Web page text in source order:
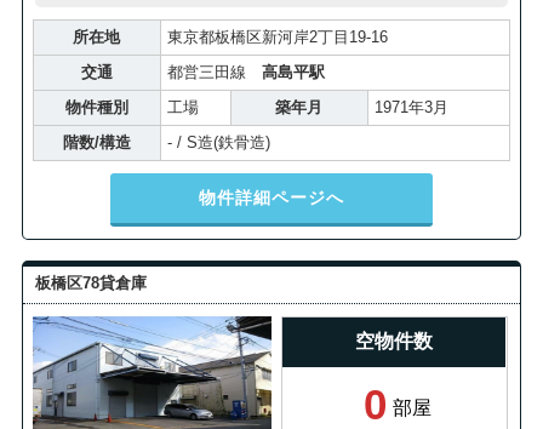
所在地
東京都板橋区新河岸2丁目19-16
交通
都営三田線 高島平駅
物件種別
工場 築年月
1971年3月
階数/構造
- / S造(鉄骨造)
物件詳細ページへ
板橋区78貸倉庫
空物件数
0 部屋